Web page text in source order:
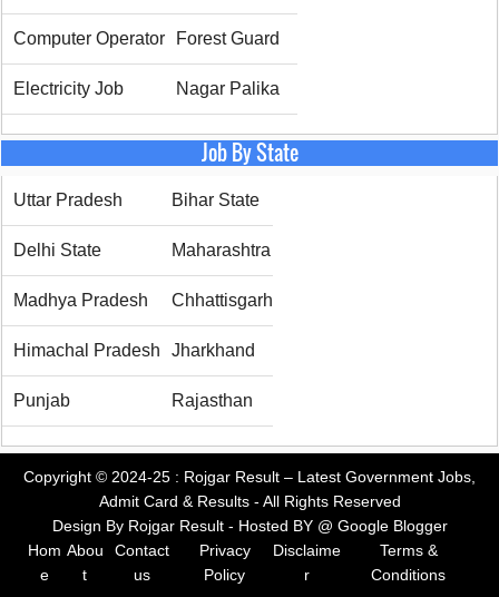
Computer Operator Forest Guard
Electricity Job Nagar Palika
Job By State
Uttar Pradesh Bihar State
Delhi State Maharashtra
Madhya Pradesh Chhattisgarh
Himachal Pradesh Jharkhand
Punjab Rajasthan
Copyright © 2024-25 : Rojgar Result – Latest Government Jobs,
Admit Card & Results- All Rights Reserved
Design By Rojgar Result- Hosted BY @ Google Blogger
Hom
e
Abou
t
Contact
us
Privacy
Policy
Disclaime
r
Terms &
Conditions